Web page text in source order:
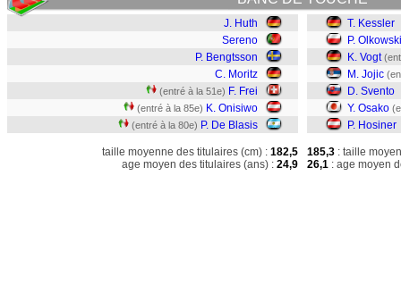
J. Huth
Sereno
P. Bengtsson
C. Moritz
(entré à la 51e) F. Frei
(entré à la 85e) K. Onisiwo
(entré à la 80e) P. De Blasis
taille moyenne des titulaires (cm) : 182,5
age moyen des titulaires (ans) : 24,9
T. Kessler
P. Olkowski
K. Vogt
M. Jojic
D. Svento
Y. Osako
P. Hosiner
185,3 : taille
26,1 : age moyen